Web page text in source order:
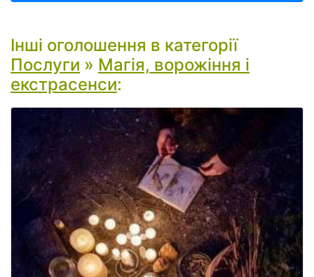
Інші оголошення в категорії
Послуги » Магія, ворожіння і
екстрасенси: